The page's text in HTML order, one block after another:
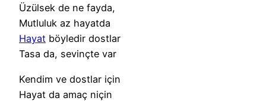
Üzülsek de ne fayda,
Mutluluk az hayatda
Hayat böyledir dostlar
Tasa da, sevinçte var
Kendim ve dostlar için
Hayat da amaç niçin